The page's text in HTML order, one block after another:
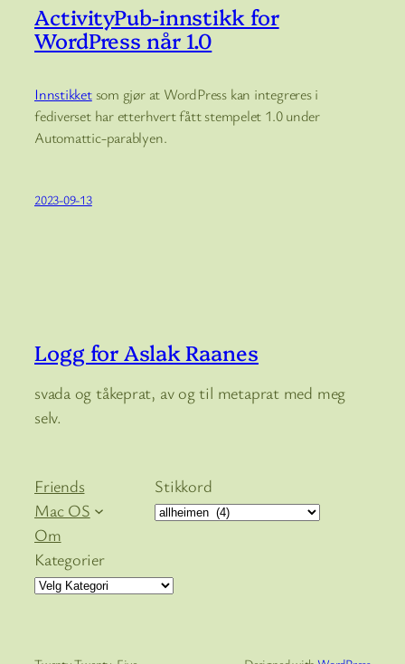
ActivityPub-innstikk for
WordPress når 1.0
Innstikketsom gjør at WordPress kan integreres i
fediverset har etterhvert fått stempelet 1.0 under
Automattic-parablyen.
2023-09-13
Logg for Aslak Raanes
svada og tåkeprat, av og til metaprat med meg
selv.
Friends
Mac OS
Om
Stikkord
Kategorier